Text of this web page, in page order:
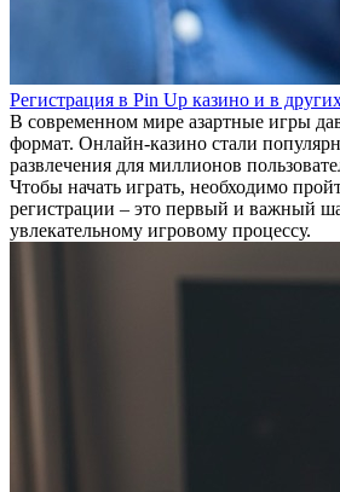
Регистрация в Pin Up казино и в
В современном мире азартные игры
формат. Онлайн-казино стали
развлечения для миллионов
Чтобы начать играть, необходимо
регистрации – это первый и важный
увлекательному игровому процессу.